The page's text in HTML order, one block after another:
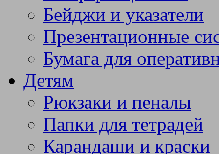
Бейджи и указатели
Презентационные
Бумага для
Детям
Рюкзаки и пеналы
Папки для тетрадей
Карандаши и краски